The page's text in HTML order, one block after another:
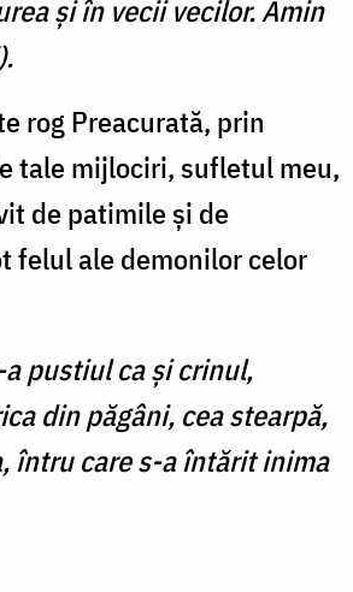
şi în vecii vecilor. Amin
rog Preacurată, prin
tale mijlociri, sufletul meu,
de patimile şi de
felul ale demonilor celor
pustiul ca şi crinul,
din păgâni, cea stearpă,
întru care s-a întărit inima